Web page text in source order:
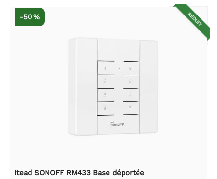
RÉDUIT
-50 %
Itead SONOFF RM433 Base déportée